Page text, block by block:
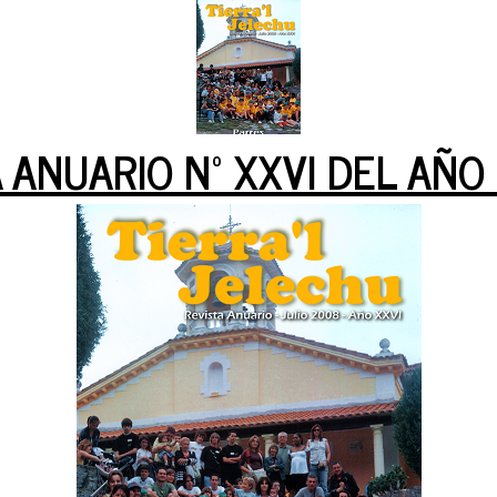
ANUARIO Nº XXVI DEL